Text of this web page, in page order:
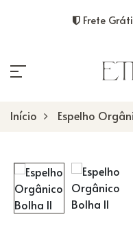
Frete
Início Espelho